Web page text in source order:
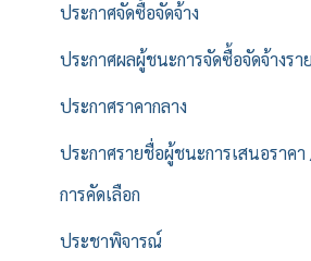
ประกาศจัดซื้อจัดจ้าง
ประกาศผลผู้ชนะการจัดซื้อจัดจ้างรา
ประกาศราคากลาง
ประกาศรายชื่อผู้ชนะการเสนอราค
การคัดเลือก
ประชาพิจารณ์